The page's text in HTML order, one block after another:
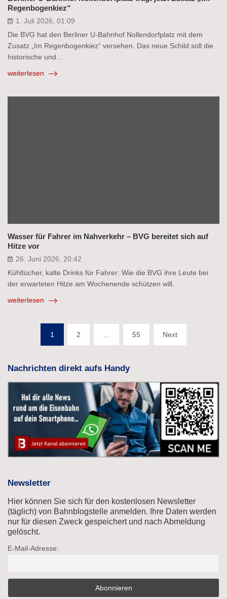
Regenbogenkiez“
1. Juli 2026, 01:09
Die BVG hat den Berliner U-Bahnhof Nollendorfplatz mit dem
Zusatz „Im Regenbogenkiez“ versehen. Das neue Schild soll die
historische und…
weiterlesen
Wasser für Fahrer im Nahverkehr – BVG bereitet sich auf
Hitze vor
26. Juni 2026, 20:42
Kühltücher, kalte Drinks für Fahrer: Wie die BVG ihre Leute bei
der erwarteten Hitze am Wochenende schützen will.
weiterlesen
Seitennummerierung
Beiträge
1 2 55 Next
Nachrichten direkt aufs Handy
Newsletter
Hier können Sie sich für den kostenlosen Newsletter
(täglich) von Bahnblogstelle anmelden. Ihre Daten werden
nur für diesen Zweck gespeichert und nach Abmeldung
gelöscht.
E-Mail-Adresse: